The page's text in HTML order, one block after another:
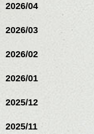
2026/04
2026/03
2026/02
2026/01
2025/12
2025/11